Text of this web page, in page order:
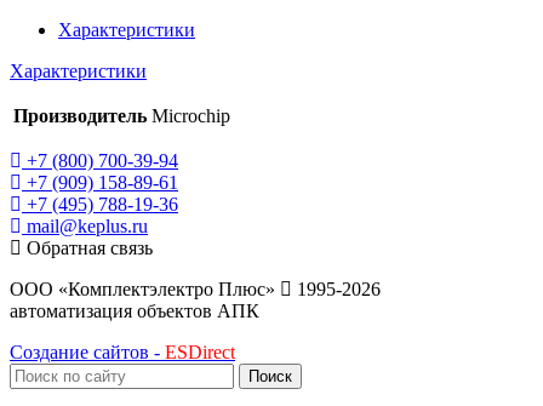
Характеристики
Характеристики
Производитель Microchip
+7 (800) 700-39-94
+7 (909) 158-89-61
+7 (495) 788-19-36
mail@keplus.ru
Обратная связь
ООО «Комплектэлектро Плюс»
1995-2026
автоматизация объектов АПК
Создание сайтов - ESDirect
Поиск